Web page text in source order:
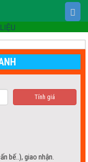
Tính giá
bế..), giao nhận.